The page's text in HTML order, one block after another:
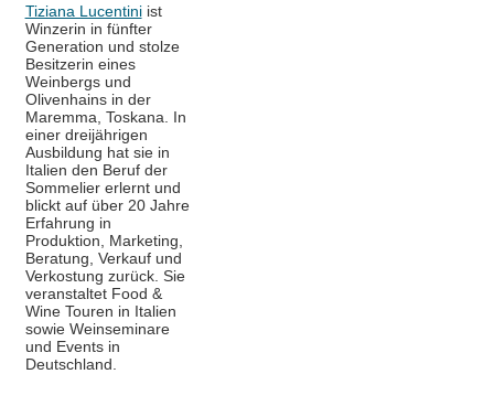
Tiziana Lucentiniist
Winzerin in fünfter
Generation und stolze
Besitzerin eines
Weinbergs und
Olivenhains in der
Maremma, Toskana. In
einer dreijährigen
Ausbildung hat sie in
Italien den Beruf der
Sommelier erlernt und
blickt auf über 20 Jahre
Erfahrung in
Produktion, Marketing,
Beratung, Verkauf und
Verkostung zurück. Sie
veranstaltet Food &
Wine Touren in Italien
sowie Weinseminare
und Events in
Deutschland.